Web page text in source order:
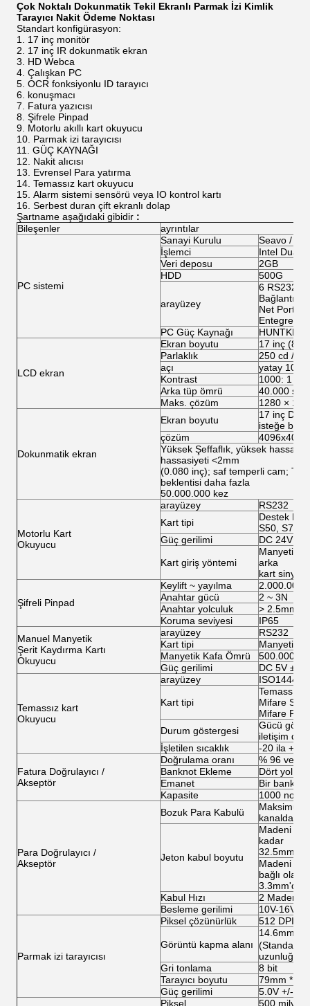
Çok Noktalı Dokunmatik Tekil Ekranlı Parmak İzi Kimlik
Tarayıcı Nakit Ödeme Noktası
Standart konfigürasyon:
17 inç monitör
17 inç IR dokunmatik ekran
HD Webca
Çalışkan PC
OCR fonksiyonlu ID tarayıcı
konuşmacı
Fatura yazıcısı
Şifrele Pinpad
Motorlu akıllı kart okuyucu
Parmak izi tarayıcısı
GÜÇ KAYNAĞI
Nakit alıcısı
Evrensel Para yatırma
Temassız kart okuyucu
Alarm sistemi sensörü veya IO kontrol kartı
Serbest duran çift ekranlı dolap
Şartname aşağıdaki gibidir :
Bileşenler
ayrıntılar
PC sistemi
Sanayi Kurulu
Seavo /
İşlemci
Intel Dual
Veri deposu
2GB
HDD
500G
arayüzey
6 RS232
Bağlantı
Net Port;
Entegre
PC Güç Kaynağı
HUNTKEY
LCD ekran
Ekran boyutu
17 inç (8
Parlaklık
250 cd / m2
açı
yatay 100
Kontrast
1000: 1
Arka tüp ömrü
40.000
Maks. çözüm
1280 ×
Dokunmatik ekran
Ekran boyutu
17 inç
isteğe
çözüm
4096x4096
Yüksek Şeffaflık, yüksek
hassasiyeti <2mm
(0.080 inç); saf temperli cam; Tek
beklentisi daha fazla
50.000.000 kez
Motorlu Kart
Okuyucu
arayüzey
RS232
Kart tipi
Destek
S50, S70,
Güç gerilimi
DC 24V
Kart giriş yöntemi
Manyetik
arka
kart sinyali
Şifreli Pinpad
Keylift ~ yayılma
2.000.000
Anahtar gücü
2 ~ 3N
Anahtar yolculuk
> 2.5mm
Koruma seviyesi
IP65
Manuel Manyetik
Şerit Kaydırma Kartı
Okuyucu
arayüzey
RS232
Kart tipi
Manyetik
Manyetik Kafa Ömrü
500.000 /
Güç gerilimi
DC 5V ±%
Temassız kart
Okuyucu
arayüzey ISO14443
Kart tipi
Temassız
Mifare
Mifare
Durum göstergesi
Gücü
iletişim
İşletilen sıcaklık
-20 ila +
Fatura Doğrulayıcı /
Akseptör
Doğrulama oranı
% 96 veya
Banknot Ekleme
Dört yol
Emanet
Bir banknot
Kapasite
1000 not
Para Doğrulayıcı /
Akseptör
Bozuk Para Kabulü
Maksimum
kanalda
Jeton kabul boyutu
Madeni
kadar
32.5mm)
Madeni
bağlı
3.3mm'dir)
Kabul Hızı
2 Madeni
Besleme gerilimi
10V-16V
Parmak izi tarayıcısı
Piksel çözünürlük 512 DPI
Görüntü kapma alanı
14.6mm
(Standart
uzunluğu)
Gri tonlama
8 bit
Tarayıcı boyutu
79mm *
Güç gerilimi
5.0V +/-
Piksel
500